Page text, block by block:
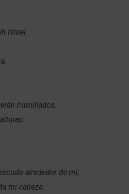
Israel.
humillados,
alrededor de mí;
mi cabeza.